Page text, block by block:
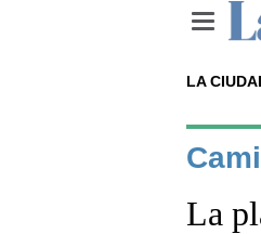
LA
La